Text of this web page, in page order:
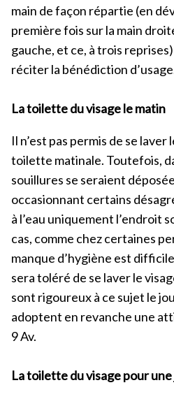
main de façon répartie (en
première fois sur la main
gauche, et ce, à trois
réciter la bénédiction
La toilette du visage le matin
Il n’est pas permis de se laver
toilette matinale. Toutefois,
souillures se seraient
occasionnant certains
à l’eau uniquement l’endroit
cas, comme chez certaines
manque d’hygiène est
sera toléré de se laver le
sont rigoureux à ce sujet le
adoptent en revanche une
9 Av.
La toilette du visage pour